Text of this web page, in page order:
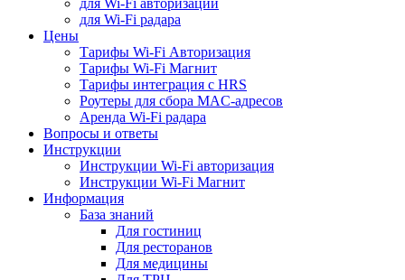
для Wi-Fi авторизации
для Wi-Fi радара
Цены
Тарифы Wi-Fi Авторизация
Тарифы Wi-Fi Магнит
Тарифы интеграция с HRS
Роутеры для сбора MAC-адресов
Аренда Wi-Fi радара
Вопросы и ответы
Инструкции
Инструкции Wi-Fi авторизация
Инструкции Wi-Fi Магнит
Информация
База знаний
Для гостиниц
Для ресторанов
Для медицины